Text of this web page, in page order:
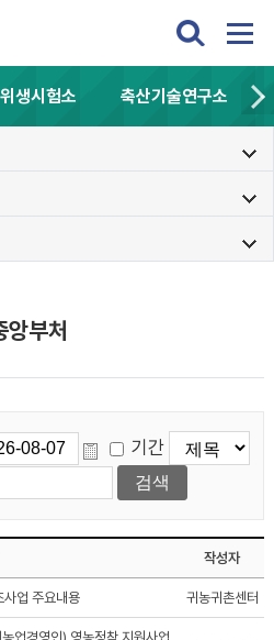
생시험소 축산기술연구소
앙부처
기간
작성자
업 주요내용 귀농귀촌센터